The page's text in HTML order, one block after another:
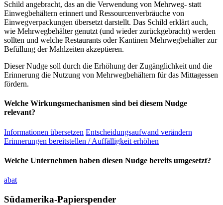
Schild angebracht, das an die Verwendung von Mehrweg- statt
Einwegbehältern erinnert und Ressourcenverbräuche von
Einwegverpackungen übersetzt darstellt. Das Schild erklärt auch,
wie Mehrwegbehälter genutzt (und wieder zurückgebracht) werden
sollten und welche Restaurants oder Kantinen Mehrwegbehälter zur
Befüllung der Mahlzeiten akzeptieren.
Dieser Nudge soll durch die Erhöhung der Zugänglichkeit und die
Erinnerung die Nutzung von Mehrwegbehältern für das Mittagessen
fördern.
Welche Wirkungsmechanismen sind bei diesem Nudge
relevant?
Informationen übersetzen Entscheidungsaufwand verändern
Erinnerungen bereitstellen / Auffälligkeit erhöhen
Welche Unternehmen haben diesen Nudge bereits umgesetzt?
abat
Südamerika-Papierspender